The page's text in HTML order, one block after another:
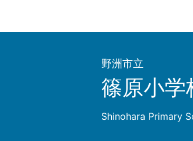
野洲市立
篠原小学
Shinohara Primary